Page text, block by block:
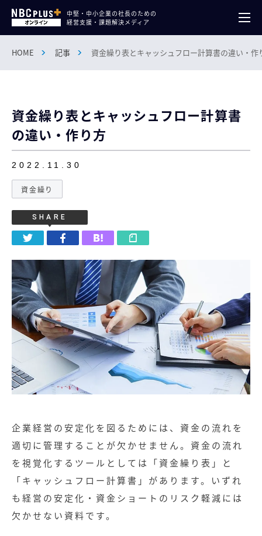
中堅・中小企業の社長のための
経営支援・課題解決メディア
HOME 記事 資金繰り表とキャッシュフロー計算書の違い・作
資金繰り表とキャッシュフロー計算書
の違い・作り方
2022.11.30
資金繰り
SHARE
企業経営の安定化を図るためには、資金の流れを
適切に管理することが欠かせません。資金の流れ
を視覚化するツールとしては「資金繰り表」と
「キャッシュフロー計算書」があります。いずれ
も経営の安定化・資金ショートのリスク軽減には
欠かせない資料です。